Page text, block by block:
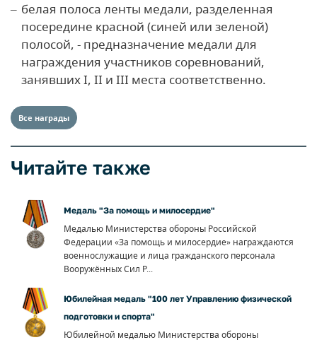
белая полоса ленты медали, разделенная
посередине красной (синей или зеленой)
полосой, - предназначение медали для
награждения участников соревнований,
занявших I, II и III места соответственно.
Все награды
Читайте также
Медаль "За помощь и милосердие"
Медалью Министерства обороны Российской
Федерации «За помощь и милосердие» награждаются
военнослужащие и лица гражданского персонала
Вооружённых Сил Р...
Юбилейная медаль "100 лет Управлению физической
подготовки и спорта"
Юбилейной медалью Министерства обороны